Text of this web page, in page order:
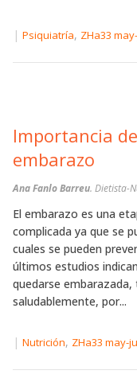
| Psiquiatría, ZHa33
Importancia
embarazo
Ana Fanlo Barreu. Dietista-
El embarazo es una
complicada ya que se
cuales se pueden
últimos estudios
quedarse
saludablemente, por...
| Nutrición, ZHa33 may-